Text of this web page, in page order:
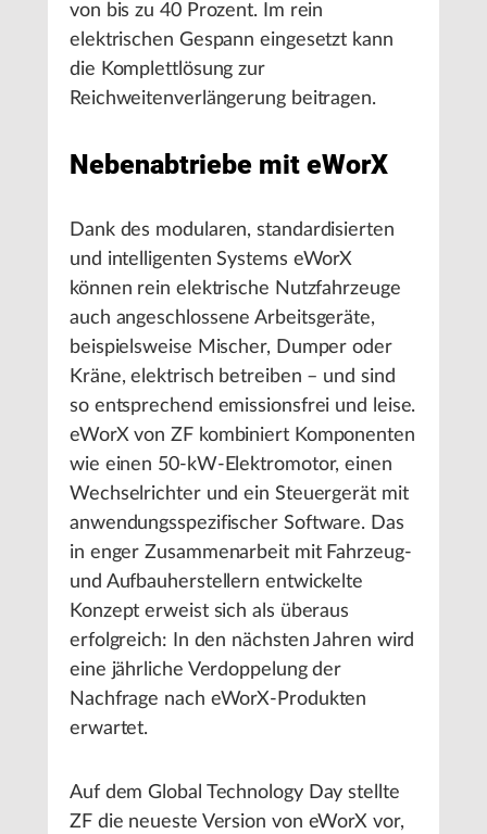
von bis zu 40 Prozent. Im rein
elektrischen Gespann eingesetzt kann
die Komplettlösung zur
Reichweitenverlängerung beitragen.
Nebenabtriebe mit eWorX
Dank des modularen, standardisierten
und intelligenten Systems eWorX
können rein elektrische Nutzfahrzeuge
auch angeschlossene Arbeitsgeräte,
beispielsweise Mischer, Dumper oder
Kräne, elektrisch betreiben – und sind
so entsprechend emissionsfrei und leise.
eWorX von ZF kombiniert Komponenten
wie einen 50-kW-Elektromotor, einen
Wechselrichter und ein Steuergerät mit
anwendungsspezifischer Software. Das
in enger Zusammenarbeit mit Fahrzeug-
und Aufbauherstellern entwickelte
Konzept erweist sich als überaus
erfolgreich: In den nächsten Jahren wird
eine jährliche Verdoppelung der
Nachfrage nach eWorX-Produkten
erwartet.
Auf dem Global Technology Day stellte
ZF die neueste Version von eWorX vor,